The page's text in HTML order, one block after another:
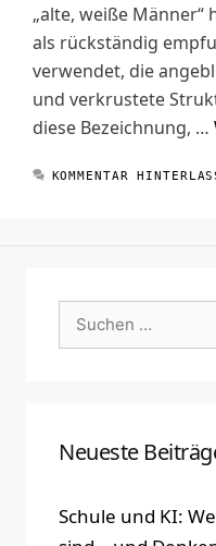
„alte, weiße Männer“
als rückständig
verwendet, die
und verkrustete
diese Bezeichnung, …
KOMMENTAR
Suchen
nach:
Neueste
Schule und KI: